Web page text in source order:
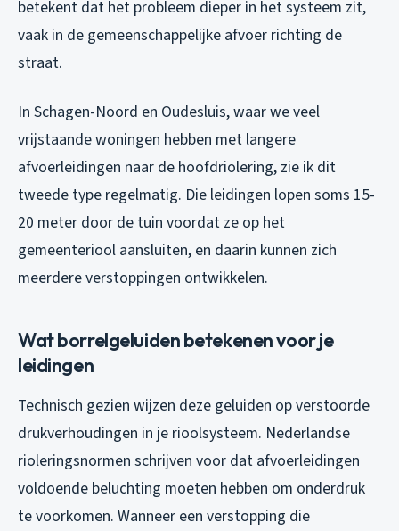
betekent dat het probleem dieper in het systeem zit,
vaak in de gemeenschappelijke afvoer richting de
straat.
In Schagen-Noord en Oudesluis, waar we veel
vrijstaande woningen hebben met langere
afvoerleidingen naar de hoofdriolering, zie ik dit
tweede type regelmatig. Die leidingen lopen soms 15-
20 meter door de tuin voordat ze op het
gemeenteriool aansluiten, en daarin kunnen zich
meerdere verstoppingen ontwikkelen.
Wat borrelgeluiden betekenen voor je
leidingen
Technisch gezien wijzen deze geluiden op verstoorde
drukverhoudingen in je rioolsysteem. Nederlandse
rioleringsnormen schrijven voor dat afvoerleidingen
voldoende beluchting moeten hebben om onderdruk
te voorkomen. Wanneer een verstopping die